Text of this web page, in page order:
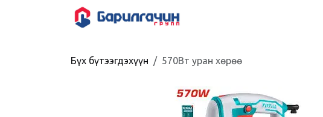
Бүх бүтээгдэхүүн 570Вт уран хөрөө